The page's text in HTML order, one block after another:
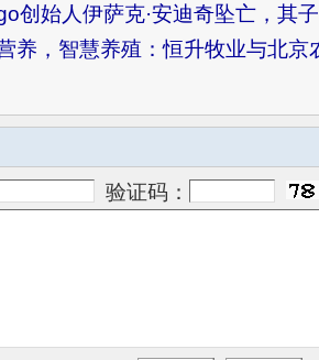
创始人伊萨克·安迪奇坠亡，其
养，智慧养殖：恒升牧业与北京
验证码：